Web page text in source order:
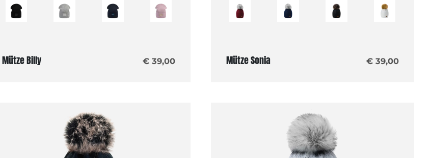
Mütze Billy € 39,00 Mütze Sonia € 39,00